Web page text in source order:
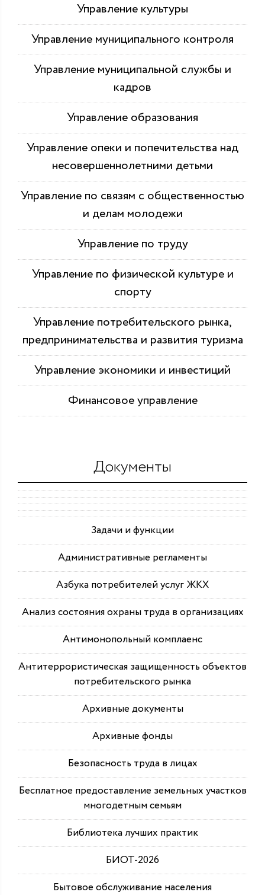
Управление культуры
Управление муниципального контроля
Управление муниципальной службы и
кадров
Управление образования
Управление опеки и попечительства над
несовершеннолетними детьми
Управление по связям с общественностью
и делам молодежи
Управление по труду
Управление по физической культуре и
спорту
Управление потребительского рынка,
предпринимательства и развития туризма
Управление экономики и инвестиций
Финансовое управление
Документы
Задачи и функции
Административные регламенты
Азбука потребителей услуг ЖКХ
Анализ состояния охраны труда в организациях
Антимонопольный комплаенс
Антитеррористическая защищенность объектов
потребительского рынка
Архивные документы
Архивные фонды
Безопасность труда в лицах
Бесплатное предоставление земельных участков
многодетным семьям
Библиотека лучших практик
БИОТ-2026
Бытовое обслуживание населения